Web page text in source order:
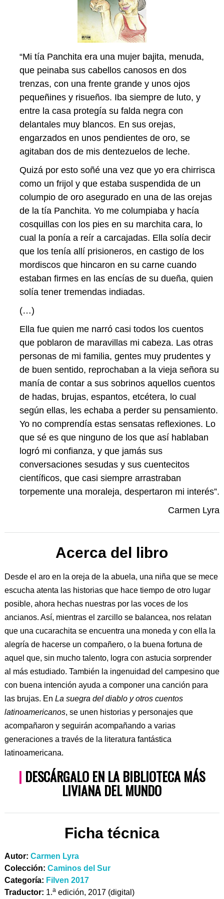
“Mi tía Panchita era una mujer bajita, menuda,
que peinaba sus cabellos canosos en dos
trenzas, con una frente grande y unos ojos
pequeñines y risueños. Iba siempre de luto, y
entre la casa protegía su falda negra con
delantales muy blancos. En sus orejas,
engarzados en unos pendientes de oro, se
agitaban dos de mis dentezuelos de leche.
Quizá por esto soñé una vez que yo era chirrisca
como un frijol y que estaba suspendida de un
columpio de oro asegurado en una de las orejas
de la tía Panchita. Yo me columpiaba y hacía
cosquillas con los pies en su marchita cara, lo
cual la ponía a reír a carcajadas. Ella solía decir
que los tenía allí prisioneros, en castigo de los
mordiscos que hincaron en su carne cuando
estaban firmes en las encías de su dueña, quien
solía tener tremendas indiadas.
(…)
Ella fue quien me narró casi todos los cuentos
que poblaron de maravillas mi cabeza. Las otras
personas de mi familia, gentes muy prudentes y
de buen sentido, reprochaban a la vieja señora su
manía de contar a sus sobrinos aquellos cuentos
de hadas, brujas, espantos, etcétera, lo cual
según ellas, les echaba a perder su pensamiento.
Yo no comprendía estas sensatas reflexiones. Lo
que sé es que ninguno de los que así hablaban
logró mi confianza, y que jamás sus
conversaciones sesudas y sus cuentecitos
científicos, que casi siempre arrastraban
torpemente una moraleja, despertaron mi interés”.
Carmen Lyra
Acerca del libro
Desde el aro en la oreja de la abuela, una niña que se mece
escucha atenta las historias que hace tiempo de otro lugar
posible, ahora hechas nuestras por las voces de los
ancianos. Así, mientras el zarcillo se balancea, nos relatan
que una cucarachita se encuentra una moneda y con ella la
alegría de hacerse un compañero, o la buena fortuna de
aquel que, sin mucho talento, logra con astucia sorprender
al más estudiado. También la ingenuidad del campesino que
con buena intención ayuda a componer una canción para
las brujas. En La suegra del diablo y otros cuentos
latinoamericanos, se unen historias y personajes que
acompañaron y seguirán acompañando a varias
generaciones a través de la literatura fantástica
latinoamericana.
| DESCÁRGALO EN LA BIBLIOTECA MÁS
LIVIANA DEL MUNDO
Ficha técnica
Autor: Carmen Lyra
Colección: Caminos del Sur
Categoría: Filven 2017
Traductor: 1.aedición, 2017 (digital)